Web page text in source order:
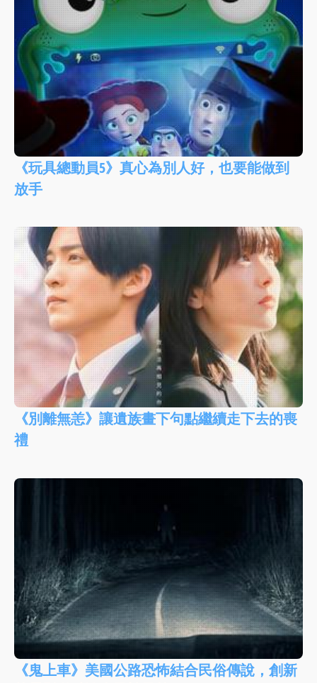
《玩具總動員5》真心為別人好，也要能做到
放手
《別離無恙》讓遺族畫下句點繼續走下去的喪
禮
《鬼上車》美國公路恐怖結合民俗傳說，創新